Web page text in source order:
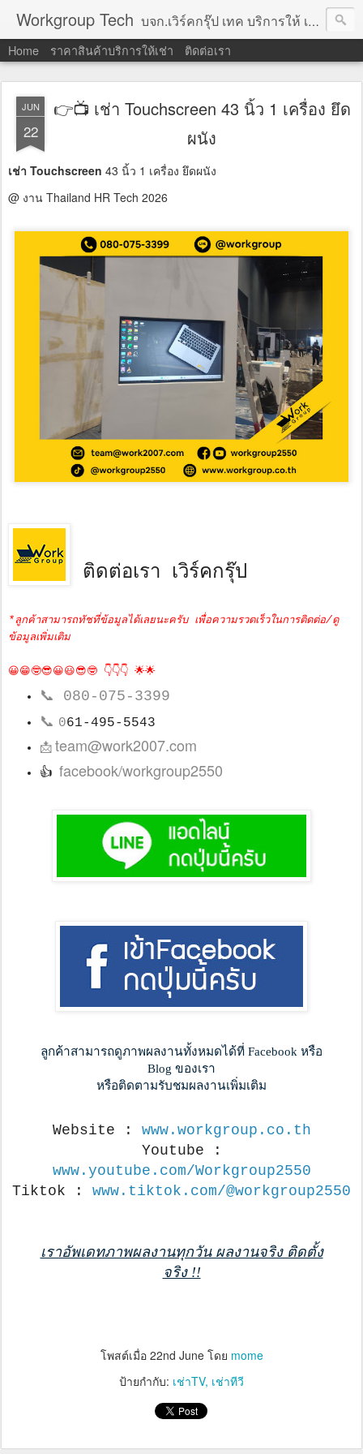
Workgroup Tech บจก.เวิร์คกรุ๊ป เทค บริการให้ เช่าคอมพิวเตอร์ โน้ตบุ๊ค โปรเจคเตอร์ ทีวีจอแบน จอทัชสกรีน ตู้คีออส วีดีโอวอล และอุปกรณ์อื่น ๆ บริการให้เช่าเป็น รายวัน
Home ราคาสินค้าบริการให้เช่า ติดต่อเรา
JUN
22
👉📺 เช่า Touchscreen 43 นิ้ว 1 เครื่อง ยึด
ผนัง
เช่า Touchscreen 43 นิ้ว 1 เครื่อง ยึดผนัง
@ งาน Thailand HR Tech 2026
ติดต่อเรา เวิร์คกรุ๊ป
*ลูกค้าสามารถทัชที่ข้อมูลได้เลยนะครับ เพื่อความรวดเร็วในการติดต่อ/ดู
ข้อมูลเพิ่มเติม
😀😁🤓😎😀😃😎🤓 👇👇👇 🌟🌟
📞 080-075-3399
📞 061-495-5543
📩team@work2007.com
👍 facebook/workgroup2550
ลูกค้าสามารถดูภาพผลงานทั้งหมดได้ที่ Facebook หรือ
Blog ของเรา
หรือติดตามรับชมผลงานเพิ่มเติม
Website : www.workgroup.co.th
Youtube :
www.youtube.com/Workgroup2550
Tiktok : www.tiktok.com/@workgroup2550
เราอัพเดทภาพผลงานทุกวัน ผลงานจริง ติดตั้ง
จริง !!
โพสต์เมื่อ 22nd Juneโดย mome
ป้ายกำกับ: เช่าTV เช่าทีวี